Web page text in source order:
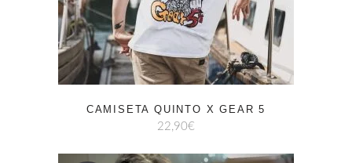
CAMISETA QUINTO X GEAR 5
22,90€